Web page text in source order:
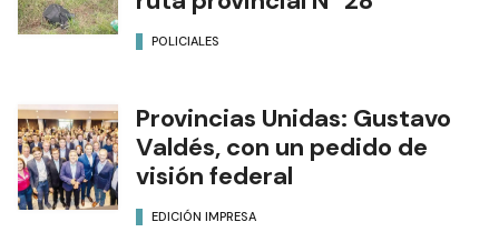
POLICIALES
Provincias Unidas: Gustavo
Valdés, con un pedido de
visión federal
EDICIÓN IMPRESA